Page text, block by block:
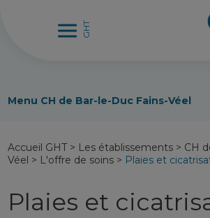
Menu CH de Bar-le-Duc Fains-Véel
Accueil GHT > Les établissements > CH
Véel > L'offre de soins > Plaies et
Plaies et